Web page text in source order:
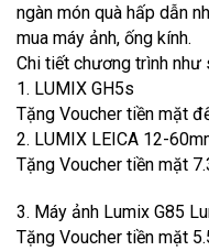
ngàn món quà hấp dẫn
mua máy ảnh, ống kính.
Chi tiết chương trình như
1. LUMIX GH5s
Tặng Voucher tiền mặt
2. LUMIX LEICA 12-
Tặng Voucher tiền mặt
3. Máy ảnh Lumix G85
Tặng Voucher tiền mặt